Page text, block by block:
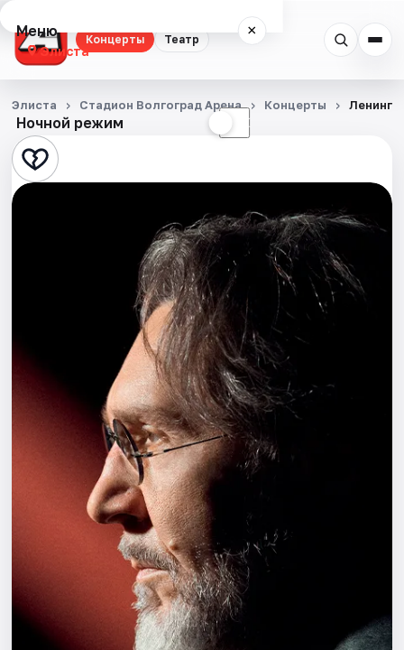
Концерты Театр
Меню ×
Элиста
Концерты
Театр
События
Ночной режим ☾
Элиста Стадион Волгоград Арена Концерты